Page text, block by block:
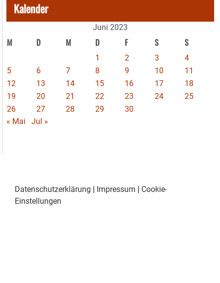
Kalender
Juni 2023
M D M D F S S
1 2 3
4
5
6 7 8 9 10
11
12
13 14 15 16 17
18
19
20 21 22 23 24
25
26
27 28 29
30
« Mai
Jul »
Datenschutzerklärung Impressum
Cookie-
Einstellungen